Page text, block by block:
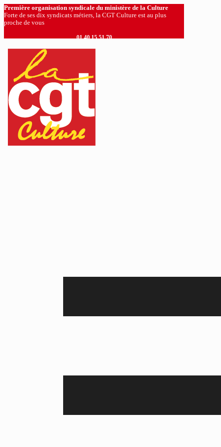
Première organisation syndicale du ministère de la Culture
Forte de ses dix syndicats métiers, la CGT Culture est au plus
proche de vous
01 40 15 51 70